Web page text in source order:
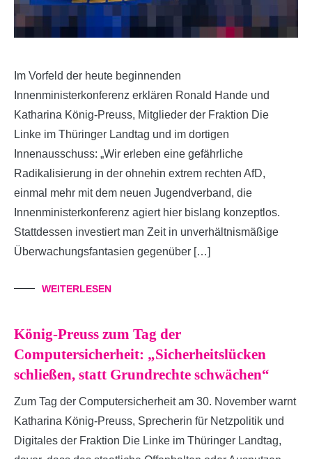
Im Vorfeld der heute beginnenden
Innenministerkonferenz erklären Ronald Hande und
Katharina König-Preuss, Mitglieder der Fraktion Die
Linke im Thüringer Landtag und im dortigen
Innenausschuss: „Wir erleben eine gefährliche
Radikalisierung in der ohnehin extrem rechten AfD,
einmal mehr mit dem neuen Jugendverband, die
Innenministerkonferenz agiert hier bislang konzeptlos.
Stattdessen investiert man Zeit in unverhältnismäßige
Überwachungsfantasien gegenüber […]
WEITERLESEN
König-Preuss zum Tag der
Computersicherheit: „Sicherheitslücken
schließen, statt Grundrechte schwächen“
Zum Tag der Computersicherheit am 30. November warnt
Katharina König-Preuss, Sprecherin für Netzpolitik und
Digitales der Fraktion Die Linke im Thüringer Landtag,